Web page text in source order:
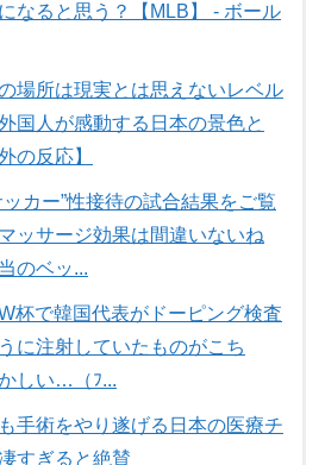
なると思う？【MLB】 - ボール
場所は現実とは思えないレベル
国人が感動する日本の景色と
の反応】
カー”性接待の試合結果をご覧
ッサージ効果は間違いないね
のベッ...
杯で韓国代表がドーピング検査
に注射していたものがこち
しい…（ﾌ...
手術をやり遂げる日本の医療チ
すぎると絶賛